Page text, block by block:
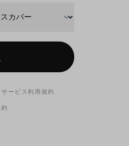
ービス利用規約